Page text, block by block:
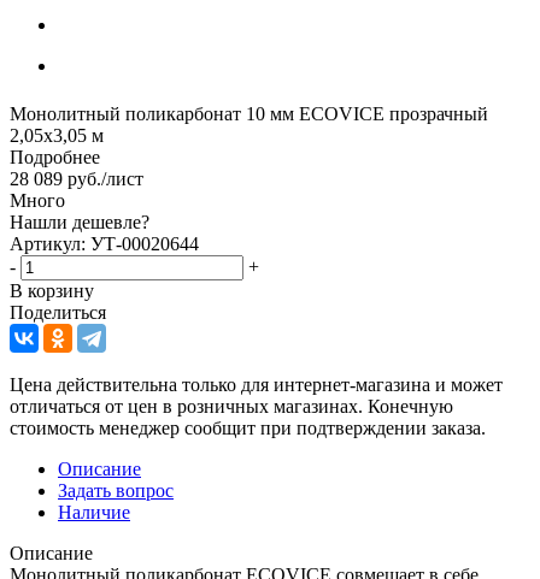
Монолитный поликарбонат 10 мм ECOVICE прозрачный
2,05х3,05 м
Подробнее
28 089 руб./лист
Много
Нашли дешевле?
Артикул: УТ-00020644
-
+
В корзину
Поделиться
Цена действительна только для интернет-магазина и может
отличаться от цен в розничных магазинах. Конечную
стоимость менеджер сообщит при подтверждении заказа.
Описание
Задать вопрос
Наличие
Описание
Монолитный поликарбонат ECOVICE совмещает в себе